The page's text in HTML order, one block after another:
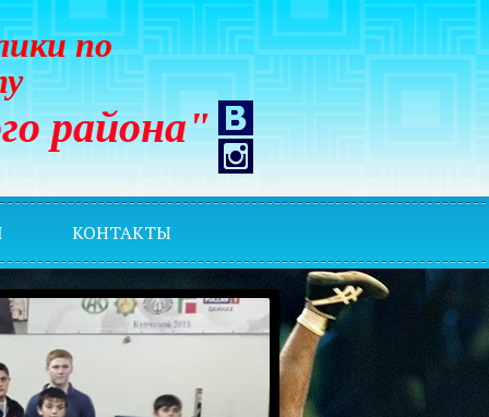
по
района"
КОНТАКТЫ